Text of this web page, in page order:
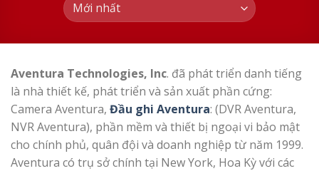
Aventura Technologies, Inc. đã phát triển danh tiếng
là nhà thiết kế, phát triển và sản xuất phần cứng:
Camera Aventura, Đầu ghi Aventura: (DVR Aventura,
NVR Aventura), phần mềm và thiết bị ngoại vi bảo mật
cho chính phủ, quân đội và doanh nghiệp từ năm 1999.
Aventura có trụ sở chính tại New York, Hoa Kỳ với các